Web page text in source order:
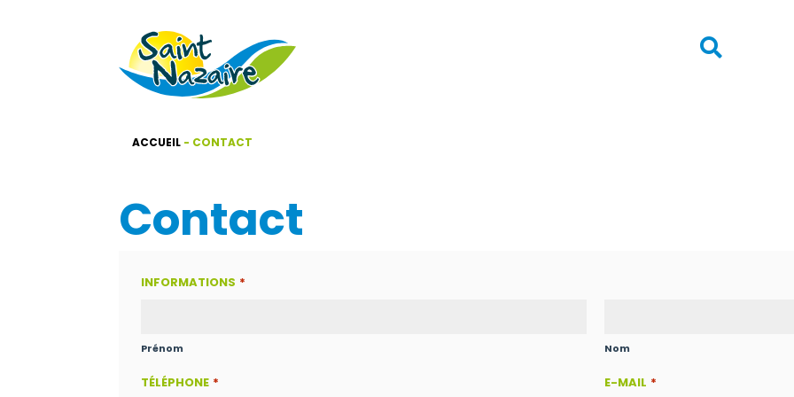

ACCUEIL - CONTACT
Contact
INFORMATIONS *
Prénom Nom
TÉLÉPHONE * E-MAIL *